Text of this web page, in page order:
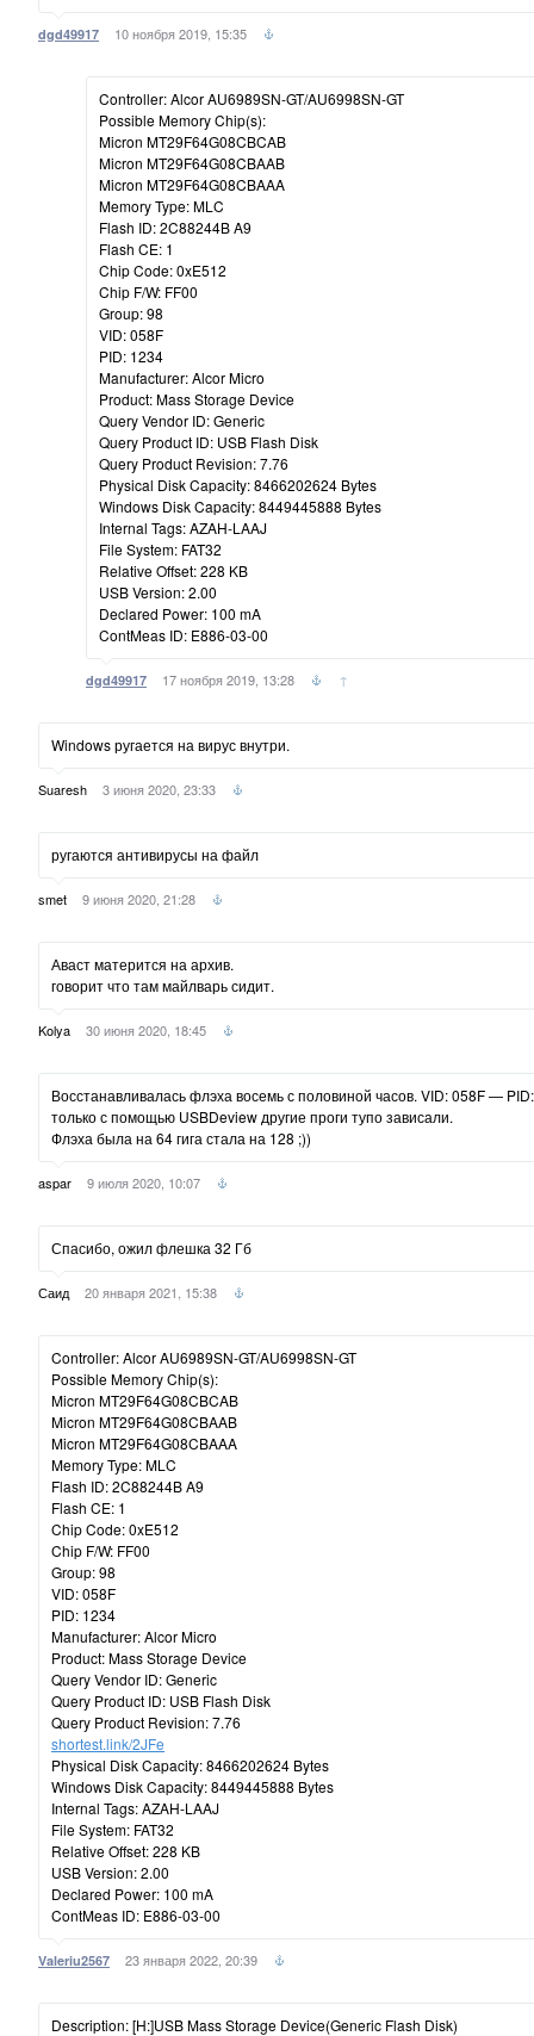
dgd49917 10 ноября 2019, 15:35
Controller: Alcor AU6989SN-GT/AU6998SN-GT
Possible Memory Chip(s):
Micron MT29F64G08CBCAB
Micron MT29F64G08CBAAB
Micron MT29F64G08CBAAA
Memory Type: MLC
Flash ID: 2C88244B A9
Flash CE: 1
Chip Code: 0xE512
Chip F/W: FF00
Group: 98
VID: 058F
PID: 1234
Manufacturer: Alcor Micro
Product: Mass Storage Device
Query Vendor ID: Generic
Query Product ID: USB Flash Disk
Query Product Revision: 7.76
Physical Disk Capacity: 8466202624 Bytes
Windows Disk Capacity: 8449445888 Bytes
Internal Tags: AZAH-LAAJ
File System: FAT32
Relative Offset: 228 KB
USB Version: 2.00
Declared Power: 100 mA
ContMeas ID: E886-03-00
dgd49917 17 ноября 2019, 13:28 ↑
Windows ругается на вирус внутри.
Suaresh 3 июня 2020, 23:33
ругаются антивирусы на файл
smet 9 июня 2020, 21:28
Аваст матерится на архив.
говорит что там майлварь сидит.
Kolya 30 июня 2020, 18:45
Восстанавливалась флэха восемь с половиной часов. VID: 058F —
только с помощью USBDeview другие проги тупо зависали.
Флэха была на 64 гига стала на 128 ;))
aspar 9 июля 2020, 10:07
Спасибо, ожил флешка 32 Гб
Саид 20 января 2021, 15:38
Controller: Alcor AU6989SN-GT/AU6998SN-GT
Possible Memory Chip(s):
Micron MT29F64G08CBCAB
Micron MT29F64G08CBAAB
Micron MT29F64G08CBAAA
Memory Type: MLC
Flash ID: 2C88244B A9
Flash CE: 1
Chip Code: 0xE512
Chip F/W: FF00
Group: 98
VID: 058F
PID: 1234
Manufacturer: Alcor Micro
Product: Mass Storage Device
Query Vendor ID: Generic
Query Product ID: USB Flash Disk
Query Product Revision: 7.76
shortest.link/2JFe
Physical Disk Capacity: 8466202624 Bytes
Windows Disk Capacity: 8449445888 Bytes
Internal Tags: AZAH-LAAJ
File System: FAT32
Relative Offset: 228 KB
USB Version: 2.00
Declared Power: 100 mA
ContMeas ID: E886-03-00
Valeriu2567 23 января 2022, 20:39
Description: [H:]USB Mass Storage Device(Generic Flash Disk)